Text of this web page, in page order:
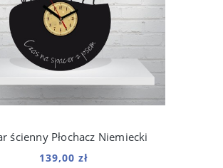
ścienny Płochacz Niemiecki
139,00 zł